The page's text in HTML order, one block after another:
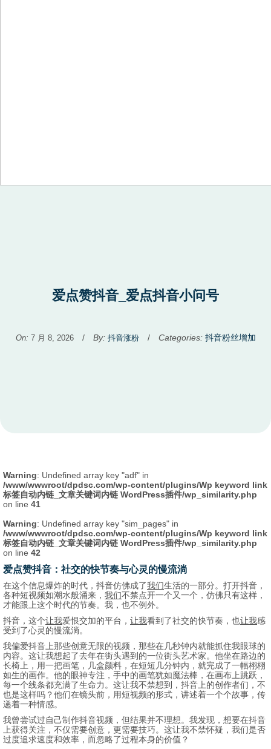
爱点赞抖音_爱点抖音小问号
On: 7 月 8, 2026 / By: 抖音涨粉 / Categories: Used
抖音粉丝增加
Warning: Undefined array key "adf" in
/www/wwwroot/dpdsc.com/wp-content/plugins/Wp keyword link
标签自动内链_文章关键词内链 WordPress插件/wp_similarity.php
on line 41
Warning: Undefined array key "sim_pages" in
/www/wwwroot/dpdsc.com/wp-content/plugins/Wp keyword link
标签自动内链_文章关键词内链 WordPress插件/wp_similarity.php
on line 42
爱点赞抖音：社交的快节奏与心灵的慢流淌
在这个信息爆炸的时代，抖音仿佛成了我们生活的一部分。打开抖音，
各种短视频如潮水般涌来， 我们不禁点开一个又一个，仿佛只有这样，
才能跟上这个时代的节奏。我，也不例外。
抖音，这个让我爱恨交加的平台， 让我看到了社交的快节奏，也让我感
受到了心灵的慢流淌。
我偏爱抖音上那些创意无限的视频，那些在几秒钟内就能抓住我眼球的
内容。这让我想起了去年在街头遇到的一位街头艺术家。他坐在路边的
长椅上，用一把画笔，几盒颜料，在短短几分钟内，就完成了一幅栩栩
如生的画作。他的眼神专注，手中的画笔犹如魔法棒，在画布上跳跃，
每一个线条都充满了生命力。这让我不禁想到，抖音上的创作者们，不
也是这样吗？他们在镜头前，用短视频的形式，讲述着一个个故事，传
递着一种情感。
我曾尝试过自己制作抖音视频，但结果并不理想。我发现，想要在抖音
上获得关注，不仅需要创意，更需要技巧。这让我不禁怀疑，我们是否
过度追求速度和效率，而忽略了过程本身的价值？